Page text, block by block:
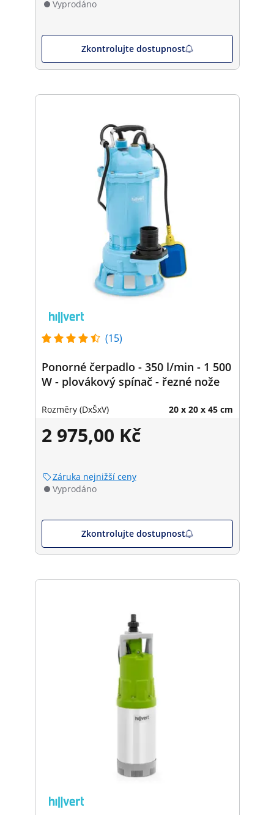
Vyprodáno
Zkontrolujte dostupnost
(15)
Ponorné čerpadlo - 350 l/min - 1 500
W - plovákový spínač - řezné nože
Rozměry (DxŠxV) 20 x 20 x 45 cm
2 975,00 Kč
Záruka nejnižší ceny
Vyprodáno
Zkontrolujte dostupnost